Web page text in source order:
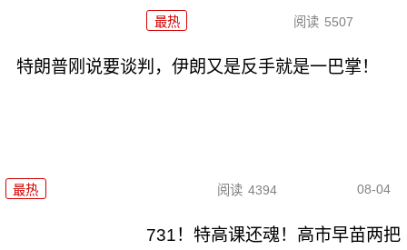
最热 阅读 5507
特朗普刚说要谈判，伊朗又是反手就是一巴掌！
最热 阅读 4394 08-04
731！特高课还魂！高市早苗两把